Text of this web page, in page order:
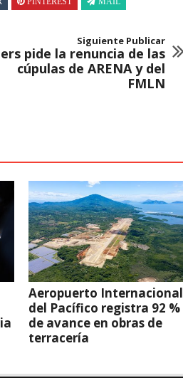
Siguiente Publicar
pide la renuncia de las
cúpulas de ARENA y del
FMLN
Aeropuerto Internacional
del Pacífico registra 92 %
de avance en obras de
terracería